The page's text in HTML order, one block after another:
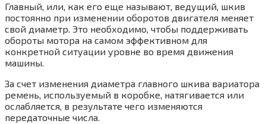
Главный, или, как его еще называют, ведущий, шкив
постоянно при изменении оборотов двигателя меняет
свой диаметр. Это необходимо, чтобы поддерживать
обороты мотора на самом эффективном для
конкретной ситуации уровне во время движения
машины.
За счет изменения диаметра главного шкива вариатора
ремень, используемый в коробке, натягивается или
ослабляется, в результате чего изменяются
передаточные числа.